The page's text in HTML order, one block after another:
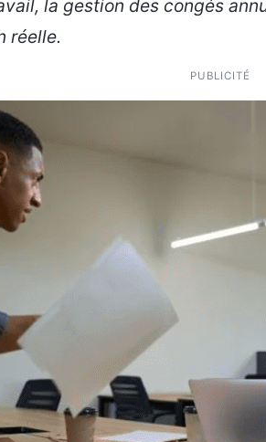
la gestion des congés
réelle.
PUBLICITÉ